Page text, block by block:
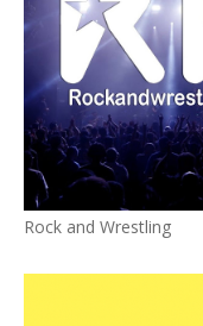
Rock and Wrestling